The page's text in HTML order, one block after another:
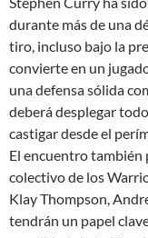
durante más de una
tiro, incluso bajo la
convierte en un
una defensa sólida
deberá desplegar
castigar desde el
El encuentro también
colectivo de los
Klay Thompson,
tendrán un papel